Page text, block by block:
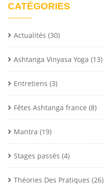
CATÉGORIES
Actualités (30)
Ashtanga Vinyasa Yoga (13)
Entretiens (3)
Fêtes Ashtanga france (8)
Mantra (19)
Stages passés (4)
Théories Des Pratiques (26)